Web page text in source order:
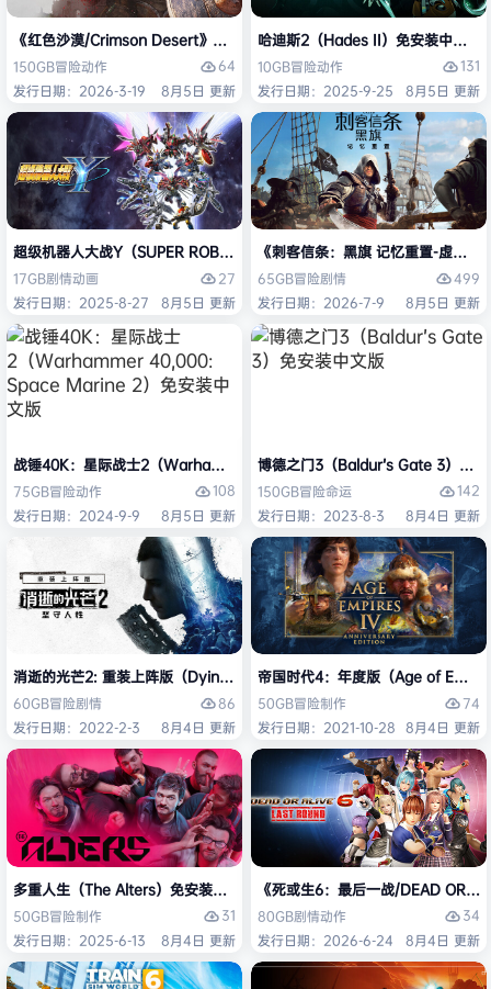
《红色沙漠/Crimson Desert》免安装中文版
150GB冒险动作
64
发行日期：2026-3-19
8月5日 更新
哈迪斯2（Hades II）免安装中文版
10GB冒险动作
131
发行日期：2025-9-25
8月5日 更新
超级机器人大战Y（SUPER ROBOT WARS Y）免安装中文版
17GB剧情动画
27
发行日期：2025-8-27
8月5日 更新
《刺客信条：黑旗 记忆重置-虚拟
65GB冒险剧情
499
发行日期：2026-7-9
8月5日 更新
战锤40K：星际战士2（Warhammer 40,000: Space Marine 2）免安装
75GB冒险动作
108
发行日期：2024-9-9
8月5日 更新
博德之门3（Baldur’s Gate 3）免安
150GB冒险命运
142
发行日期：2023-8-3
8月4日 更新
消逝的光芒2: 重装上阵版（Dying Light 2 Stay Human: Reloaded
60GB冒险剧情
86
发行日期：2022-2-3
8月4日 更新
帝国时代4：年度版（Age of
50GB冒险制作
74
发行日期：2021-10-28 8月4日 更新
多重人生（The Alters）免安装中文版
50GB冒险制作
31
发行日期：2025-6-13
8月4日 更新
《死或生6：最后一战/DEAD OR
80GB剧情动作
34
发行日期：2026-6-24
8月4日 更新